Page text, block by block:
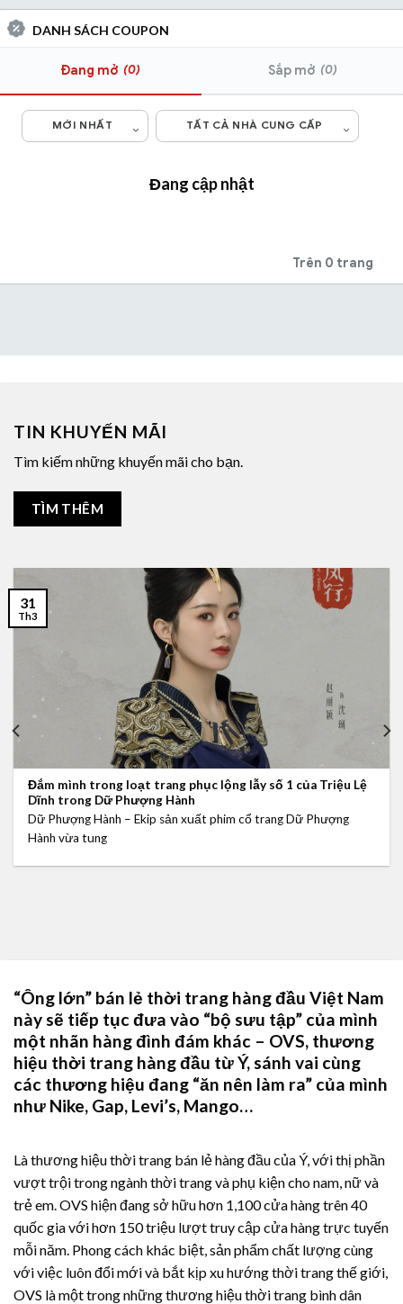
DANH SÁCH COUPON
Đang mở (0) Sắp mở (0)
MỚI NHẤT TẤT CẢ NHÀ CUNG CẤP
Đang cập nhật
Trên 0 trang
TIN KHUYẾN MÃI
Tìm kiếm những khuyến mãi cho bạn.
TÌM THÊM
Đắm mình trong loạt trang phục lộng lẫy số 1 của Triệu Lệ
Dĩnh trong Dữ Phượng Hành
Dữ Phượng Hành – Ekip sản xuất phim cổ trang Dữ Phượng
Hành vừa tung
31
Th3
“Ông lớn” bán lẻ thời trang hàng đầu Việt Nam
này sẽ tiếp tục đưa vào “bộ sưu tập” của mình
một nhãn hàng đình đám khác – OVS, thương
hiệu thời trang hàng đầu từ Ý, sánh vai cùng
các thương hiệu đang “ăn nên làm ra” của mình
như Nike, Gap, Levi’s, Mango…
Là thương hiệu thời trang bán lẻ hàng đầu của Ý, với thị phần
vượt trội trong ngành thời trang và phụ kiện cho nam, nữ và
trẻ em. OVS hiện đang sở hữu hơn 1,100 cửa hàng trên 40
quốc gia với hơn 150 triệu lượt truy cập cửa hàng trực tuyến
mỗi năm. Phong cách khác biệt, sản phẩm chất lượng cùng
với việc luôn đổi mới và bắt kịp xu hướng thời trang thế giới,
OVS là một trong những thương hiệu thời trang bình dân